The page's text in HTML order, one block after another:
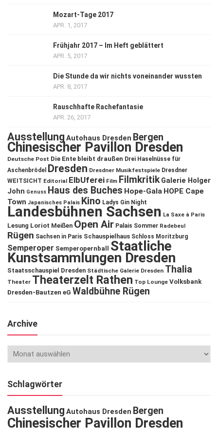
Mozart-Tage 2017
APR. 1, 2017
Frühjahr 2017 – Im Heft geblättert
APR. 5, 2017
Die Stunde da wir nichts voneinander wussten
APR. 8, 2017
Rauschhafte Rachefantasie
APR. 26, 2017
Ausstellung Autohaus Dresden Bergen
Chinesischer Pavillon Dresden
Deutsche Post Die Ente bleibt draußen Drei Haselnüsse für
Aschenbrödel
Dresden Dresdner Musikfestspiele Dresdner
WEITSICHT Editorial ElbUferei Film Filmkritik Galerie Holger
John Genuss Haus des Buches Hope-Gala HOPE Cape
Town Japanisches Palais Kino Ladys Gin Night
Landesbühnen Sachsen La Saxe à Paris
Lesung Loriot Meißen Open Air Palais Sommer Radebeul
Rügen Sachsen in Paris Schauspielhaus Schloss Moritzburg
Semperoper Semperopernball Staatliche
Kunstsammlungen Dresden
Staatsschauspiel Dresden Städtische Galerie Dresden Thalia
Theater Theaterzelt Rathen Top Lounge Volksbank
Dresden-Bautzen eG Waldbühne Rügen
Archive
Schlagwörter
Ausstellung Autohaus Dresden Bergen
Chinesischer Pavillon Dresden